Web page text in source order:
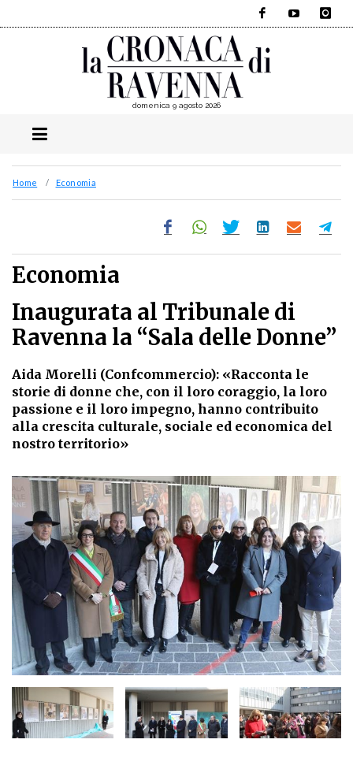
domenica 9 agosto 2026
Home Economia
Economia
Inaugurata al Tribunale di
Ravenna la “Sala delle Donne”
Aida Morelli (Confcommercio): «Racconta le
storie di donne che, con il loro coraggio, la loro
passione e il loro impegno, hanno contribuito
alla crescita culturale, sociale ed economica del
nostro territorio»